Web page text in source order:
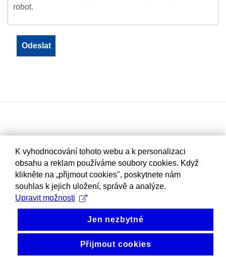
robot.
K vyhodnocování tohoto webu a k personalizaci
obsahu a reklam používáme soubory cookies. Když
klikněte na „přijmout cookies", poskytnete nám
souhlas k jejich uložení, správě a analýze.
Upravit možnosti
Jen nezbytné
Přijmout cookies